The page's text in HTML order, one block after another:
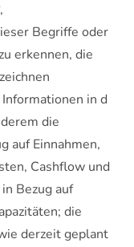
Begriffe oder
erkennen, die
in d
die
auf Einnahmen,
Cashflow und
Bezug auf
die
derzeit geplant